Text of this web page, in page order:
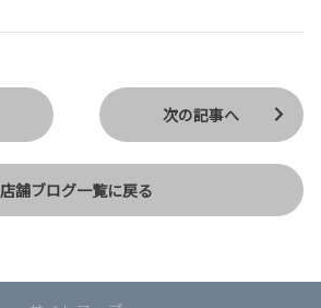
店舗ブログ一覧に戻る
次の記事へ